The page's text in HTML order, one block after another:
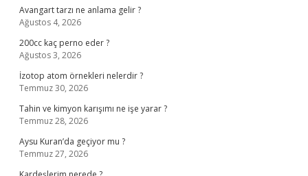
Avangart tarzı ne anlama gelir ?
Ağustos 4, 2026
200cc kaç perno eder ?
Ağustos 3, 2026
İzotop atom örnekleri nelerdir ?
Temmuz 30, 2026
Tahin ve kimyon karışımı ne işe yarar ?
Temmuz 28, 2026
Aysu Kuran’da geçiyor mu ?
Temmuz 27, 2026